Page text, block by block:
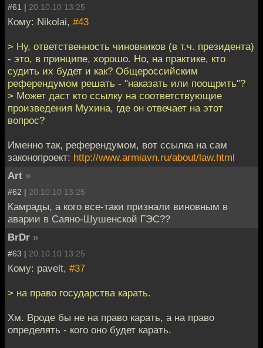
#61 | 20.10.10 13:25
Кому: Nikolai, #43
> Ну, ответственность чиновников (в т.ч. президента)
- это, в принципе, хорошо. Но, на практике, кто
судить их будет и как? Общероссийским
референдумом решать - "наказать или поощрить"?
> Может даст кто ссылку на соответствующие
произведения Мухина, где он отвечает на этот
вопрос?
Именно так, референдумом, вот ссылка на сам
законопроект: http://www.armiavn.ru/about/law.html
Art »
#62 | 20.10.10 13:25
Камрады, а кого все-таки признали виновным в
аварии в Саяно-Шушенской ГЭС??
BrDr »
#63 | 20.10.10 13:25
Кому: pavelt, #37
> на право государства карать.
Хм. Вроде бы не на право карать, а на право
определять - кого оно будет карать.